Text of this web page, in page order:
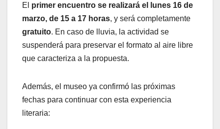
El primer encuentro se realizará el lunes 16 de
marzo, de 15 a 17 horas, y será completamente
gratuito. En caso de lluvia, la actividad se
suspenderá para preservar el formato al aire libre
que caracteriza a la propuesta.
Además, el museo ya confirmó las próximas
fechas para continuar con esta experiencia
literaria: